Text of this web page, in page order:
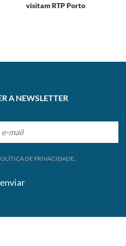
visitam RTP Porto
A NEWSLETTER
DE PRIVACIDADE